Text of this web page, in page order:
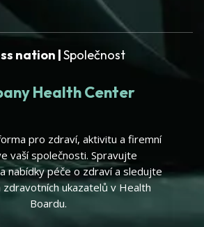
nation |Společnost
Health Center
pro zdraví, aktivitu a firemní
vaší společnosti. Spravujte
nabídky péče o zdraví a sledujte
ukazatelů v Health
Boardu.